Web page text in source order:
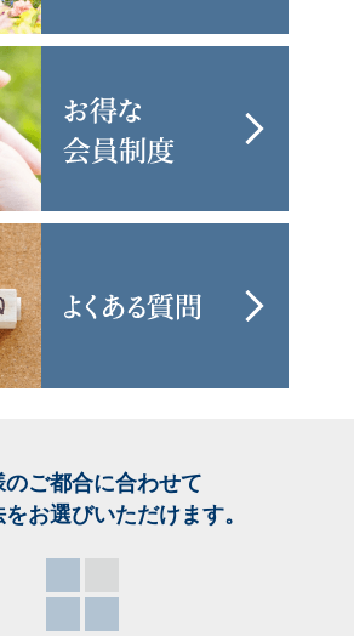
のご都合に合わせて
をお選びいただけます。